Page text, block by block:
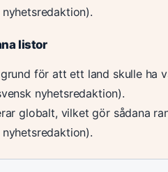
listor
för att ett land skulle ha
nyhetsredaktion).
globalt, vilket gör sådana